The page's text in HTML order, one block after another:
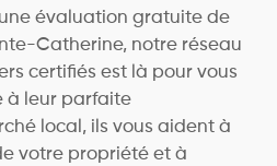
évaluation gratuite de
Catherine, notre réseau
certifiés est là pour vous
à leur parfaite
local, ils vous aident à
votre propriété et à